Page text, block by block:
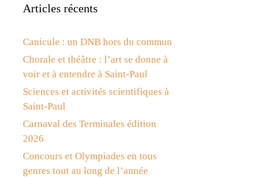
Articles récents
Canicule : un DNB hors du commun
Chorale et théâtre : l’art se donne à
voir et à entendre à Saint-Paul
Sciences et activités scientifiques à
Saint-Paul
Carnaval des Terminales édition
2026
Concours et Olympiades en tous
genres tout au long de l’année